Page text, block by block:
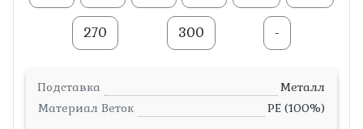
270 300 -
Подставка
Металл
Материал Веток
PE (100%)